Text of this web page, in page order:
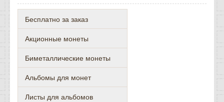
Бесплатно за заказ
Акционные монеты
Биметаллические монеты
Альбомы для монет
Листы для альбомов